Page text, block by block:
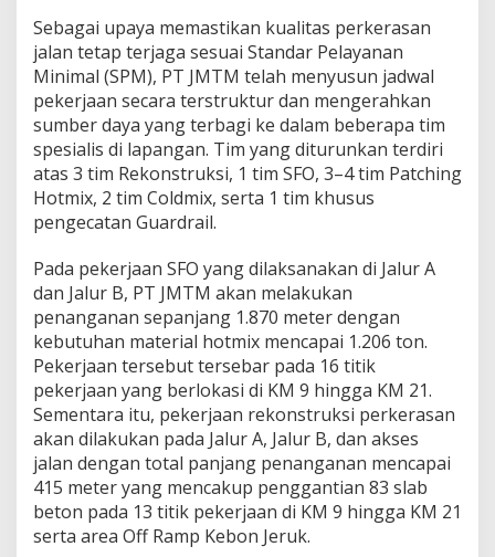
m
a
r
g
a
T
o
l
r
d
M
a
n
t
e
n
a
n
c
e
L
a
k
Sebagai upaya memastikan kualitas perkerasan
jalan tetap terjaga sesuai Standar Pelayanan
Minimal (SPM), PT JMTM telah menyusun jadwal
pekerjaan secara terstruktur dan mengerahkan
sumber daya yang terbagi ke dalam beberapa tim
spesialis di lapangan. Tim yang diturunkan terdiri
atas 3 tim Rekonstruksi, 1 tim SFO, 3–4 tim Patching
Hotmix, 2 tim Coldmix, serta 1 tim khusus
pengecatan Guardrail.
Pada pekerjaan SFO yang dilaksanakan di Jalur A
dan Jalur B, PT JMTM akan melakukan
penanganan sepanjang 1.870 meter dengan
kebutuhan material hotmix mencapai 1.206 ton.
Pekerjaan tersebut tersebar pada 16 titik
pekerjaan yang berlokasi di KM 9 hingga KM 21.
Sementara itu, pekerjaan rekonstruksi perkerasan
akan dilakukan pada Jalur A, Jalur B, dan akses
jalan dengan total panjang penanganan mencapai
415 meter yang mencakup penggantian 83 slab
beton pada 13 titik pekerjaan di KM 9 hingga KM 21
serta area Off Ramp Kebon Jeruk.